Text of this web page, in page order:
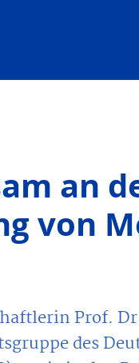
an
von
Prof.
des